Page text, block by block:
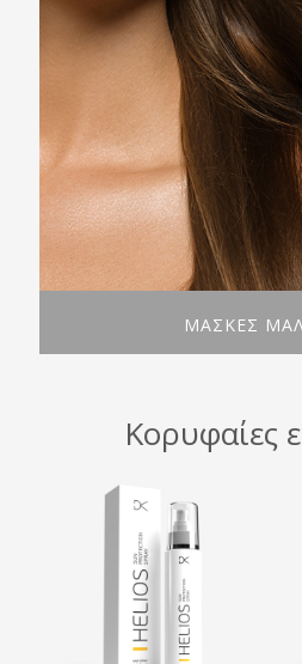
ΜΑΣΚΕΣ
Κορυφαίες